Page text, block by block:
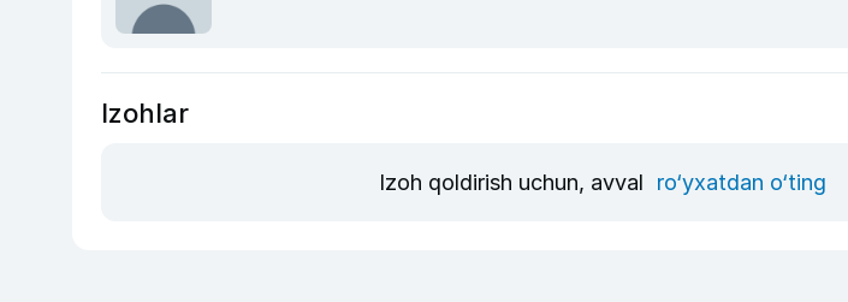
Izohlar
Izoh qoldirish uchun, avval ro‘yxatdan o‘ting